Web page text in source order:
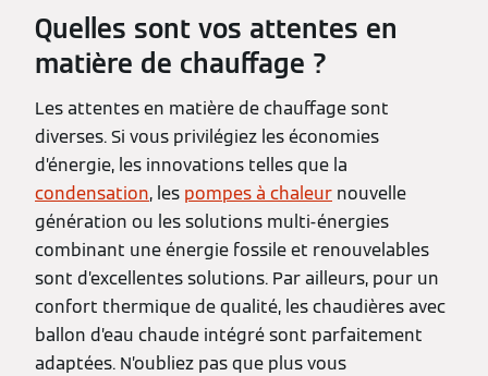
Quelles sont vos attentes en
matière de chauffage ?
Les attentes en matière de chauffage sont
diverses. Si vous privilégiez les économies
d’énergie, les innovations telles que la
condensation, les pompes à chaleur nouvelle
génération ou les solutions multi-énergies
combinant une énergie fossile et renouvelables
sont d’excellentes solutions. Par ailleurs, pour un
confort thermique de qualité, les chaudières avec
ballon d’eau chaude intégré sont parfaitement
adaptées. N’oubliez pas que plus vous